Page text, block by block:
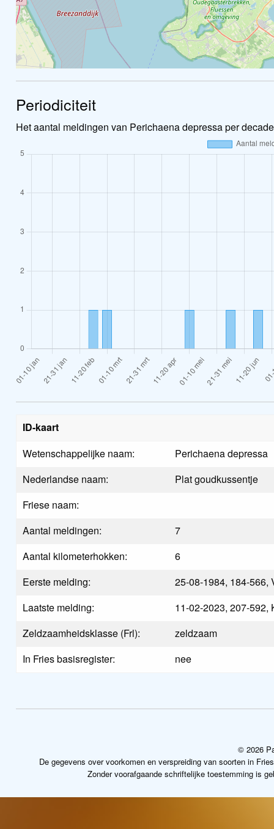
Periodiciteit
Het aantal meldingen van Perichaena depressa per
ID-kaart
Wetenschappelijke naam:
Perichaena depressa
Nederlandse naam:
Plat goudkussentje
Friese naam:
Aantal meldingen:
7
Aantal kilometerhokken:
6
Eerste melding:
25-08-1984, 184-566,
Laatste melding:
11-02-2023, 207-
Zeldzaamheidsklasse (Frl):
zeldzaam
In Fries basisregister:
nee
© 2026
De gegevens over voorkomen en verspreiding van soorten in
Zonder voorafgaande schriftelijke toestemming is